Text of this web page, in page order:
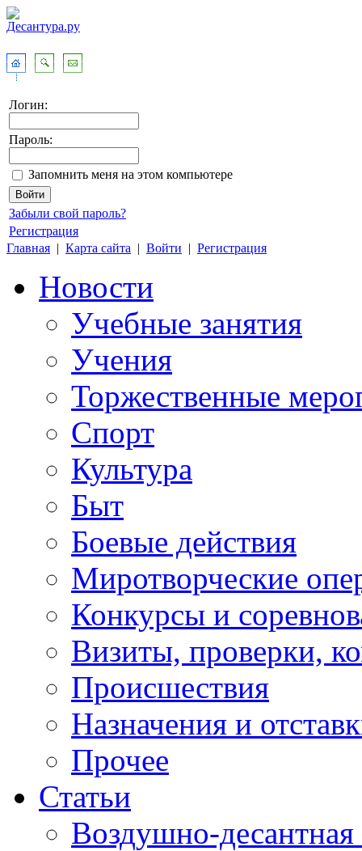
Логин:
Пароль:
Запомнить меня на этом компьютере
Забыли свой пароль?
Регистрация
Главная | Карта сайта | Войти | Регистрация
Новости
Учебные занятия
Учения
Торжественные
Спорт
Культура
Быт
Боевые действия
Миротворческие
Конкурсы и
Визиты, проверки,
Происшествия
Назначения и
Прочее
Статьи
Воздушно-десантная